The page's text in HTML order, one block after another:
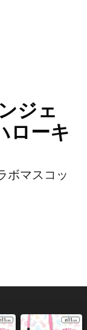
ジェ
ローキ
ボマスコッ